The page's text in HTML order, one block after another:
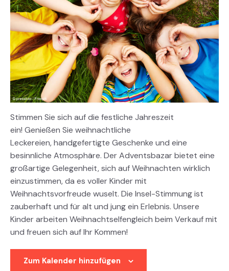
Stimmen Sie sich auf die festliche Jahreszeit
ein! Genießen Sie weihnachtliche
Leckereien, handgefertigte Geschenke und eine
besinnliche Atmosphäre. Der Adventsbazar bietet eine
großartige Gelegenheit, sich auf Weihnachten wirklich
einzustimmen, da es voller Kinder mit
Weihnachtsvorfreude wuselt. Die Insel-Stimmung ist
zauberhaft und für alt und jung ein Erlebnis. Unsere
Kinder arbeiten Weihnachtselfengleich beim Verkauf mit
und freuen sich auf Ihr Kommen!
Zum Kalender hinzufügen